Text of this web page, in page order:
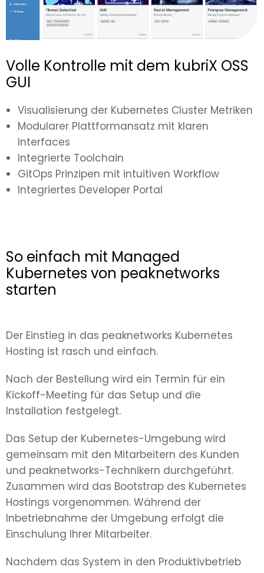
Volle Kontrolle mit dem kubriX OSS
GUI
Visualisierung der Kubernetes Cluster Metriken
Modularer Plattformansatz mit klaren
Interfaces
Integrierte Toolchain
GitOps Prinzipen mit intuitiven Workflow
Integriertes Developer Portal
So einfach mit Managed
Kubernetes von peaknetworks
starten
Der Einstieg in das peaknetworks Kubernetes
Hosting ist rasch und einfach.
Nach der Bestellung wird ein Termin für ein
Kickoff-Meeting für das Setup und die
Installation festgelegt.
Das Setup der Kubernetes-Umgebung wird
gemeinsam mit den Mitarbeitern des Kunden
und peaknetworks-Technikern durchgeführt.
Zusammen wird das Bootstrap des Kubernetes
Hostings vorgenommen. Während der
Inbetriebnahme der Umgebung erfolgt die
Einschulung Ihrer Mitarbeiter.
Nachdem das System in den Produktivbetrieb